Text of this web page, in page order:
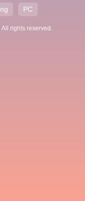
PC
All rights reserved.